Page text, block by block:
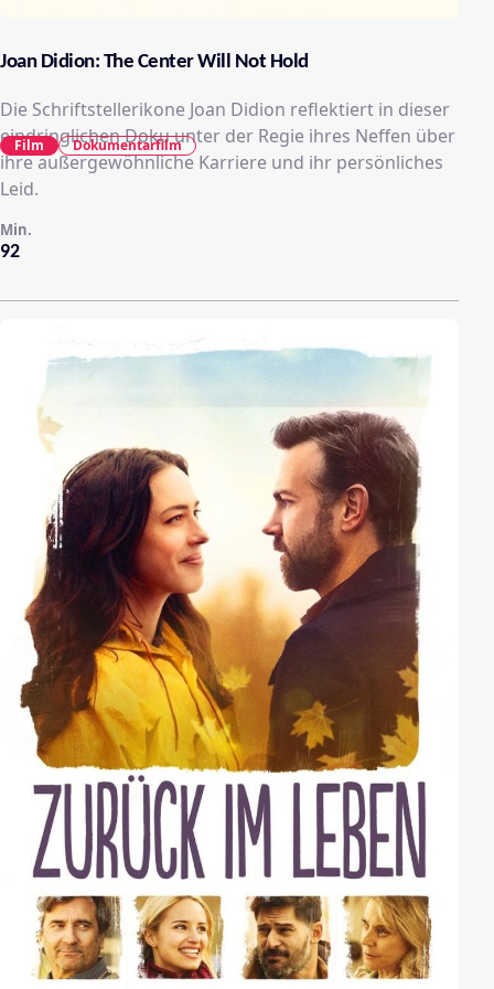
Joan Didion: The Center Will Not Hold
Die Schriftstellerikone Joan Didion reflektiert in dieser
eindringlichen Doku unter der Regie ihres Neffen über
ihre außergewöhnliche Karriere und ihr persönliches
Leid.
92
Min.
Film Dokumentarfilm